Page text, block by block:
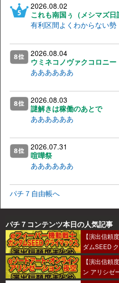
2026.08.02
これも南国ぅ（メシマズ日
有利区間よくわからない勢
2026.08.04
ウミネコノヴァクコロニー
ああああああ
2026.08.03
謎解きは稼働のあとで
ああああああ
2026.07.31
喧嘩祭
ああああああ
パチ７自由帳へ
パチ７コンテンツ本日の人気記事
【演出信頼
ダムSEED
【演出信頼
ン アリシゼ